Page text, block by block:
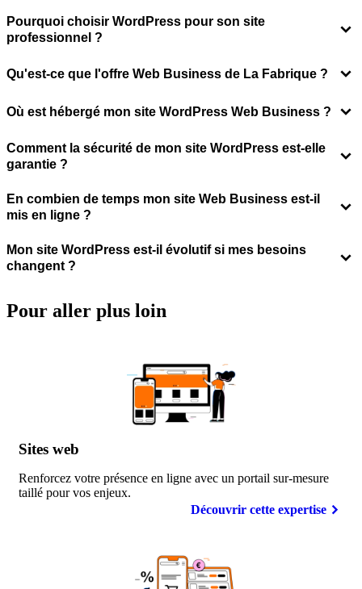
Pourquoi choisir WordPress pour son site
professionnel ?
Qu'est-ce que l'offre Web Business de La Fabrique ?
Où est hébergé mon site WordPress Web Business ?
Comment la sécurité de mon site WordPress est-elle
garantie ?
En combien de temps mon site Web Business est-il
mis en ligne ?
Mon site WordPress est-il évolutif si mes besoins
changent ?
Pour aller plus loin
Sites web
Renforcez votre présence en ligne avec un portail sur-mesure
taillé pour vos enjeux.
Découvrir cette expertise